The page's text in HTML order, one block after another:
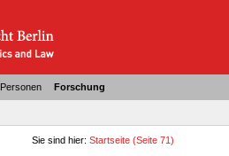
Personen Forschung
Sie sind hier:Startseite (Seite 71)